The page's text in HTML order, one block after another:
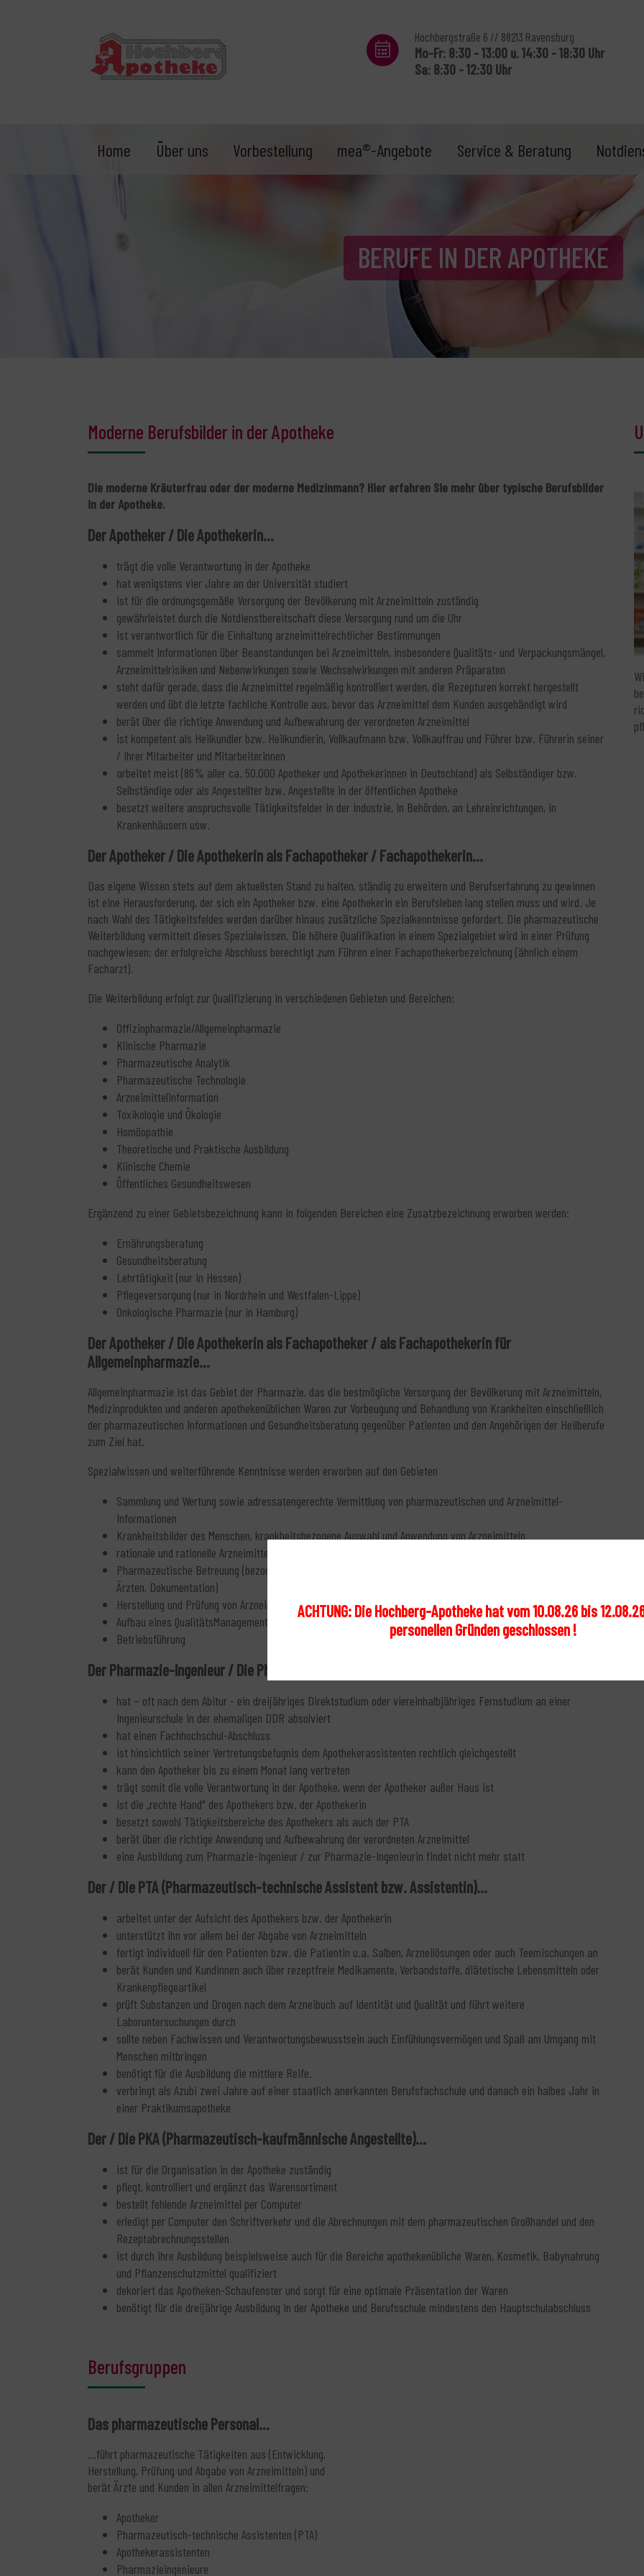
Hochbergstraße 6 // 88213 Ravensburg
Mo-Fr: 8:30 - 13:00 u. 14:30 - 18:30 Uhr
Sa: 8:30 - 12:30 Uhr
Home Über uns Vorbestellung mea®-Angebote Service & Beratung
BERUFE IN DER APOTHEKE
Moderne Berufsbilder in der Apotheke
Die moderne Kräuterfrau oder der moderne Medizinmann? Hier erfahren Sie mehr über typische Berufsbilder
in der Apotheke.
Der Apotheker / Die Apothekerin...
trägt die volle Verantwortung in der Apotheke
hat wenigstens vier Jahre an der Universität studiert
ist für die ordnungsgemäße Versorgung der Bevölkerung mit Arzneimitteln zuständig
gewährleistet durch die Notdienstbereitschaft diese Versorgung rund um die Uhr
ist verantwortlich für die Einhaltung arzneimittelrechtlicher Bestimmungen
sammelt Informationen über Beanstandungen bei Arzneimitteln, insbesondere Qualitäts- und Verpackungsmängel,
Arzneimittelrisiken und Nebenwirkungen sowie Wechselwirkungen mit anderen Präparaten
steht dafür gerade, dass die Arzneimittel regelmäßig kontrolliert werden, die Rezepturen korrekt hergestellt
werden und übt die letzte fachliche Kontrolle aus, bevor das Arzneimittel dem Kunden ausgehändigt wird
berät über die richtige Anwendung und Aufbewahrung der verordneten Arzneimittel
ist kompetent als Heilkundler bzw. Heilkundlerin, Vollkaufmann bzw. Vollkauffrau und Führer bzw. Führerin seiner
/ ihrer Mitarbeiter und Mitarbeiterinnen
arbeitet meist (86% aller ca. 50.000 Apotheker und Apothekerinnen in Deutschland) als Selbständiger bzw.
Selbständige oder als Angestellter bzw. Angestellte in der öffentlichen Apotheke
besetzt weitere anspruchsvolle Tätigkeitsfelder in der Industrie, in Behörden, an Lehreinrichtungen, in
Krankenhäusern usw.
Der Apotheker / Die Apothekerin als Fachapotheker / Fachapothekerin...
Das eigene Wissen stets auf dem aktuellsten Stand zu halten, ständig zu erweitern und Berufserfahrung zu gewinnen
ist eine Herausforderung, der sich ein Apotheker bzw. eine Apothekerin ein Berufsleben lang stellen muss und wird. Je
nach Wahl des Tätigkeitsfeldes werden darüber hinaus zusätzliche Spezialkenntnisse gefordert. Die pharmazeutische
Weiterbildung vermittelt dieses Spezialwissen. Die höhere Qualifikation in einem Spezialgebiet wird in einer Prüfung
nachgewiesen; der erfolgreiche Abschluss berechtigt zum Führen einer Fachapothekerbezeichnung (ähnlich einem
Facharzt).
Die Weiterbildung erfolgt zur Qualifizierung in verschiedenen Gebieten und Bereichen:
Offizinpharmazie/Allgemeinpharmazie
Klinische Pharmazie
Pharmazeutische Analytik
Pharmazeutische Technologie
Arzneimittelinformation
Toxikologie und Ökologie
Homöopathie
Theoretische und Praktische Ausbildung
Klinische Chemie
Öffentliches Gesundheitswesen
Ergänzend zu einer Gebietsbezeichnung kann in folgenden Bereichen eine Zusatzbezeichnung erworben werden:
Ernährungsberatung
Gesundheitsberatung
Lehrtätigkeit (nur in Hessen)
Pflegeversorgung (nur in Nordrhein und Westfalen-Lippe)
Onkologische Pharmazie (nur in Hamburg)
Der Apotheker / Die Apothekerin als Fachapotheker / als Fachapothekerin für
Allgemeinpharmazie...
Allgemeinpharmazie ist das Gebiet der Pharmazie, das die bestmögliche Versorgung der Bevölkerung mit Arzneimitteln,
Medizinprodukten und anderen apothekenüblichen Waren zur Vorbeugung und Behandlung von Krankheiten einschließlich
der pharmazeutischen Informationen und Gesundheitsberatung gegenüber Patienten und den Angehörigen der Heilberufe
zum Ziel hat.
Spezialwissen und weiterführende Kenntnisse werden erworben auf den Gebieten
Sammlung und Wertung sowie adressatengerechte Vermittlung von pharmazeutischen und Arzneimittel-
Informationen
Krankheitsbilder des Menschen, krankheitsbezogene Auswahl und Anwendung von Arzneimitteln
rationale und rationelle Arzneimittelauswahl
Pharmazeutische Betreuung (bezogen auf unterschiedliche Patientengruppen bzw. Erkrankungen, Kontakt mit
Ärzten, Dokumentation)
Herstellung und Prüfung von Arzneimitteln
Aufbau eines QualitätsManagementSystems (Ziel: amtlich zertifizierte Apotheke)
Betriebsführung
Der Pharmazie-Ingenieur / Die Pharmazie-Ingenieurin...
hat – oft nach dem Abitur - ein dreijähriges Direktstudium oder viereinhalbjähriges Fernstudium an einer
Ingenieurschule in der ehemaligen DDR absolviert
hat einen Fachhochschul-Abschluss
ist hinsichtlich seiner Vertretungsbefugnis dem Apothekerassistenten rechtlich gleichgestellt
kann den Apotheker bis zu einem Monat lang vertreten
trägt somit die volle Verantwortung in der Apotheke, wenn der Apotheker außer Haus ist
ist die „rechte Hand" des Apothekers bzw. der Apothekerin
besetzt sowohl Tätigkeitsbereiche des Apothekers als auch der PTA
berät über die richtige Anwendung und Aufbewahrung der verordneten Arzneimittel
eine Ausbildung zum Pharmazie-Ingenieur / zur Pharmazie-Ingenieurin findet nicht mehr statt
Der / Die PTA (Pharmazeutisch-technische Assistent bzw. Assistentin)...
arbeitet unter der Aufsicht des Apothekers bzw. der Apothekerin
unterstützt ihn vor allem bei der Abgabe von Arzneimitteln
fertigt individuell für den Patienten bzw. die Patientin u.a. Salben, Arzneilösungen oder auch Teemischungen an
berät Kunden und Kundinnen auch über rezeptfreie Medikamente, Verbandstoffe, diätetische Lebensmitteln oder
Krankenpflegeartikel
prüft Substanzen und Drogen nach dem Arzneibuch auf Identität und Qualität und führt weitere
Laboruntersuchungen durch
sollte neben Fachwissen und Verantwortungsbewusstsein auch Einfühlungsvermögen und Spaß am Umgang mit
Menschen mitbringen
benötigt für die Ausbildung die mittlere Reife.
verbringt als Azubi zwei Jahre auf einer staatlich anerkannten Berufsfachschule und danach ein halbes Jahr in
einer Praktikumsapotheke
Der / Die PKA (Pharmazeutisch-kaufmännische Angestellte)...
ist für die Organisation in der Apotheke zuständig
pflegt, kontrolliert und ergänzt das Warensortiment
bestellt fehlende Arzneimittel per Computer
erledigt per Computer den Schriftverkehr und die Abrechnungen mit dem pharmazeutischen Großhandel und den
Rezeptabrechnungsstellen
ist durch ihre Ausbildung beispielsweise auch für die Bereiche apothekenübliche Waren, Kosmetik, Babynahrung
und Pflanzenschutzmittel qualifiziert
dekoriert das Apotheken-Schaufenster und sorgt für eine optimale Präsentation der Waren
benötigt für die dreijährige Ausbildung in der Apotheke und Berufsschule mindestens den Hauptschulabschluss
Berufsgruppen
Das pharmazeutische Personal...
...führt pharmazeutische Tätigkeiten aus (Entwicklung,
Herstellung, Prüfung und Abgabe von Arzneimitteln) und
berät Ärzte und Kunden in allen Arzneimittelfragen:
Apotheker
Pharmazeutisch-technische Assistenten (PTA)
Apothekerassistenten
Pharmazieingenieure
ACHTUNG: Die Hochberg-Apotheke hat vom 10.08.26 bis
personellen Gründen geschlossen !